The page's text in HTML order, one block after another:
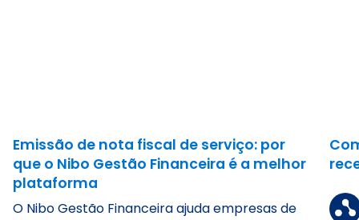
Emissão de nota fiscal de serviço: por
que o Nibo Gestão Financeira é a melhor
plataforma
O Nibo Gestão Financeira ajuda empresas de